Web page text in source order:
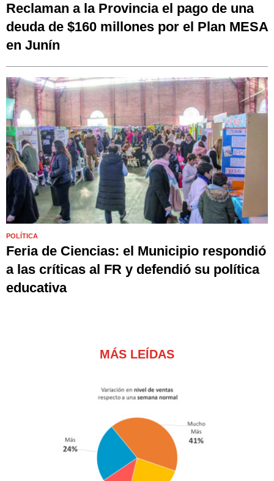
Reclaman a la Provincia el pago de una
deuda de $160 millones por el Plan MESA
en Junín
POLÍTICA
Feria de Ciencias: el Municipio respondió
a las críticas al FR y defendió su política
educativa
MÁS LEÍDAS